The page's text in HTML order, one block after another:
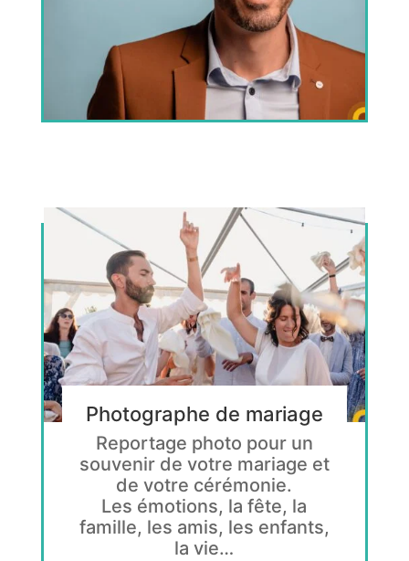
Photographe de mariage
Reportage photo pour un
souvenir de votre mariage et
de votre cérémonie.
Les émotions, la fête, la
famille, les amis, les enfants,
la vie…